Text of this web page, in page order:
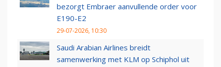
bezorgt Embraer aanvullende order voor
E190-E2
29-07-2026, 10:30
Saudi Arabian Airlines breidt
samenwerking met KLM op Schiphol uit